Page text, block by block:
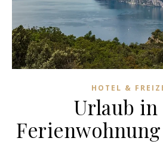
HOTEL &
Urlaub
Ferienwohnung